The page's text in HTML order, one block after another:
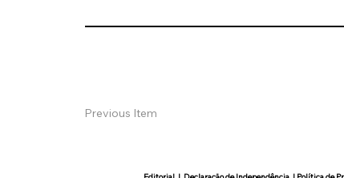
Previous Item